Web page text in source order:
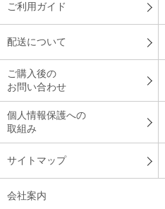
ご利用ガイド
配送について
ご購入後の
お問い合わせ
個人情報保護への
取組み
サイトマップ
会社案内